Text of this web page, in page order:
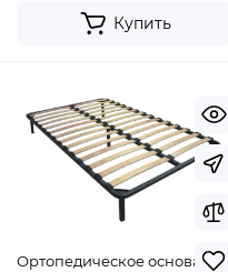
Купить
Ортопедическое основание